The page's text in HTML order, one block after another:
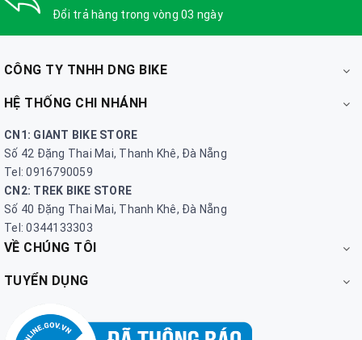
Đổi trả hàng trong vòng 03 ngày
CÔNG TY TNHH DNG BIKE
HỆ THỐNG CHI NHÁNH
CN1: GIANT BIKE STORE
Số 42 Đặng Thai Mai, Thanh Khê, Đà Nẵng
Tel: 0916790059
CN2: TREK BIKE STORE
Số 40 Đặng Thai Mai, Thanh Khê, Đà Nẵng
Tel: 0344133303
VỀ CHÚNG TÔI
TUYỂN DỤNG